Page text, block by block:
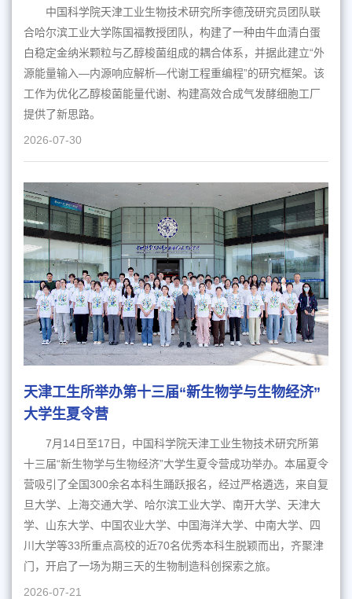
中国科学院天津工业生物技术研究所李德茂研究员团队联
合哈尔滨工业大学陈国福教授团队，构建了一种由牛血清白蛋
白稳定金纳米颗粒与乙醇梭菌组成的耦合体系，并据此建立“外
源能量输入—内源响应解析—代谢工程重编程”的研究框架。该
工作为优化乙醇梭菌能量代谢、构建高效合成气发酵细胞工厂
提供了新思路。
2026-07-30
天津工生所举办第十三届“新生物学与生物经济”
大学生夏令营
7月14日至17日，中国科学院天津工业生物技术研究所第
十三届“新生物学与生物经济”大学生夏令营成功举办。本届夏令
营吸引了全国300余名本科生踊跃报名，经过严格遴选，来自复
旦大学、上海交通大学、哈尔滨工业大学、南开大学、天津大
学、山东大学、中国农业大学、中国海洋大学、中南大学、四
川大学等33所重点高校的近70名优秀本科生脱颖而出，齐聚津
门，开启了一场为期三天的生物制造科创探索之旅。
2026-07-21